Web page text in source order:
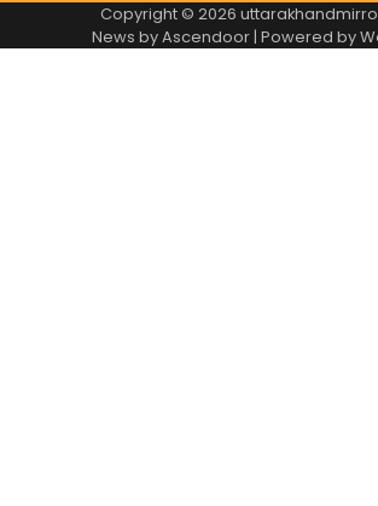
Copyright © 2026
News byAscendoor| Powered by